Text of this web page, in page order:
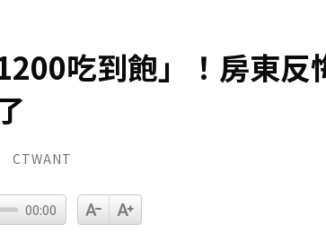
吃到飽」！房東反
CTWANT
00:00